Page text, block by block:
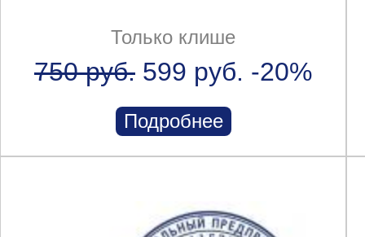
Только клише
750 руб. 599 руб. -20%
Подробнее